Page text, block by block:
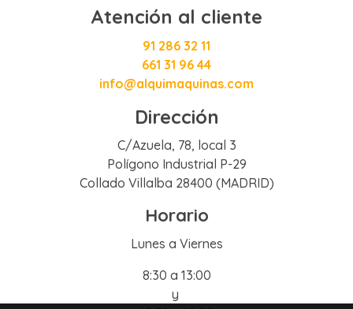
Atención al cliente
91 286 32 11
661 31 96 44
info@alquimaquinas.com
Dirección
C/Azuela, 78, local 3
Polígono Industrial P-29
Collado Villalba 28400 (MADRID)
Horario
Lunes a Viernes
8:30 a 13:00
y